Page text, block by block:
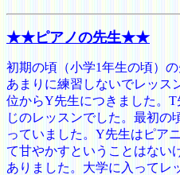
★★ピアノの先生★★
初期の頃（小学1年生の頃）
あまりに練習しないでレッス
位からY先生につきました。
じのレッスンでした。最初の
っていました。Y先生はピア
て甘やかすということはない
ありました。大学に入ってレ